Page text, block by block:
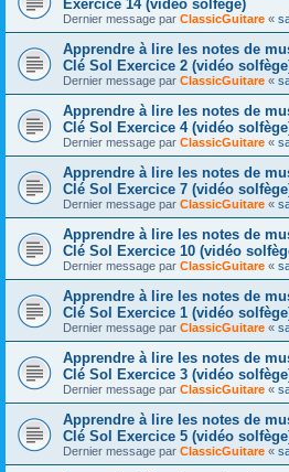
Exercice 14 (vidéo solfège)
Dernier message par ClassicGuitare «
Apprendre à lire les notes de
Clé Sol Exercice 2 (vidéo
Dernier message par ClassicGuitare «
Apprendre à lire les notes de
Clé Sol Exercice 4 (vidéo
Dernier message par ClassicGuitare «
Apprendre à lire les notes de
Clé Sol Exercice 7 (vidéo
Dernier message par ClassicGuitare «
Apprendre à lire les notes de
Clé Sol Exercice 10 (vidéo
Dernier message par ClassicGuitare «
Apprendre à lire les notes de
Clé Sol Exercice 1 (vidéo
Dernier message par ClassicGuitare «
Apprendre à lire les notes de
Clé Sol Exercice 3 (vidéo
Dernier message par ClassicGuitare «
Apprendre à lire les notes de
Clé Sol Exercice 5 (vidéo
Dernier message par ClassicGuitare «